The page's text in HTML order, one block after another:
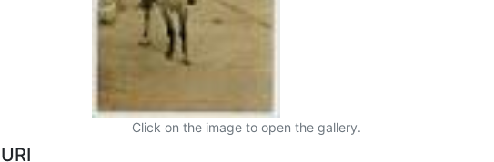
Click on the image to open the gallery.
URI